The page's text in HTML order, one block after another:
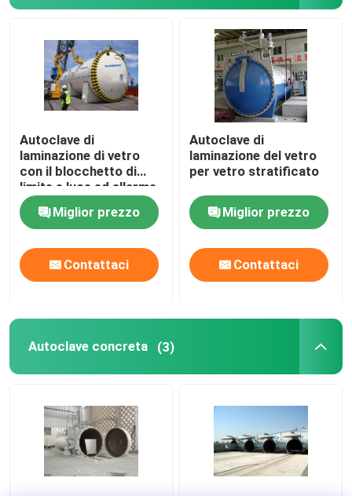
Autoclave di
laminazione di vetro
con il blocchetto di
limite e luce ed allarme
sano
Miglior prezzo
Contattaci
Autoclave di
laminazione del vetro
per vetro stratificato
Miglior prezzo
Contattaci
Autoclave concreta (3)